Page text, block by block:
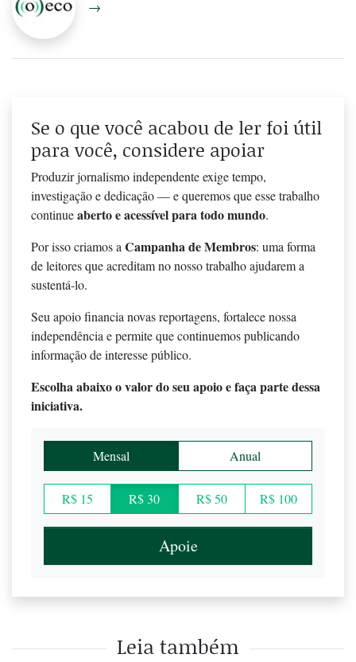
→
Se o que você acabou de ler foi útil
para você, considere apoiar
Produzir jornalismo independente exige tempo,
investigação e dedicação — e queremos que esse trabalho
continueaberto e acessível para todo mundo.
Por isso criamos aCampanha de Membros: uma forma
de leitores que acreditam no nosso trabalho ajudarem a
sustentá-lo.
Seu apoio financia novas reportagens, fortalece nossa
independência e permite que continuemos publicando
informação de interesse público.
Escolha abaixo o valor do seu apoio e faça parte dessa
iniciativa.
Mensal Anual
R$ 15 R$ 30 R$ 50 R$ 100
Apoie
Leia também